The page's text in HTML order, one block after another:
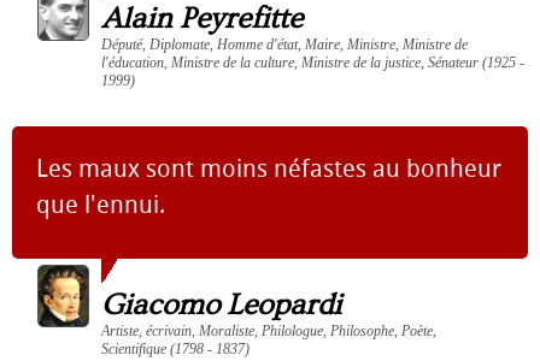
Alain Peyrefitte
Député, Diplomate, Homme d'état, Maire, Ministre, Ministre de
l'éducation, Ministre de la culture, Ministre de la justice, Sénateur (1925 -
1999)
Les maux sont moins néfastes au bonheur
que l'ennui.
Giacomo Leopardi
Artiste, écrivain, Moraliste, Philologue, Philosophe, Poète,
Scientifique (1798 - 1837)